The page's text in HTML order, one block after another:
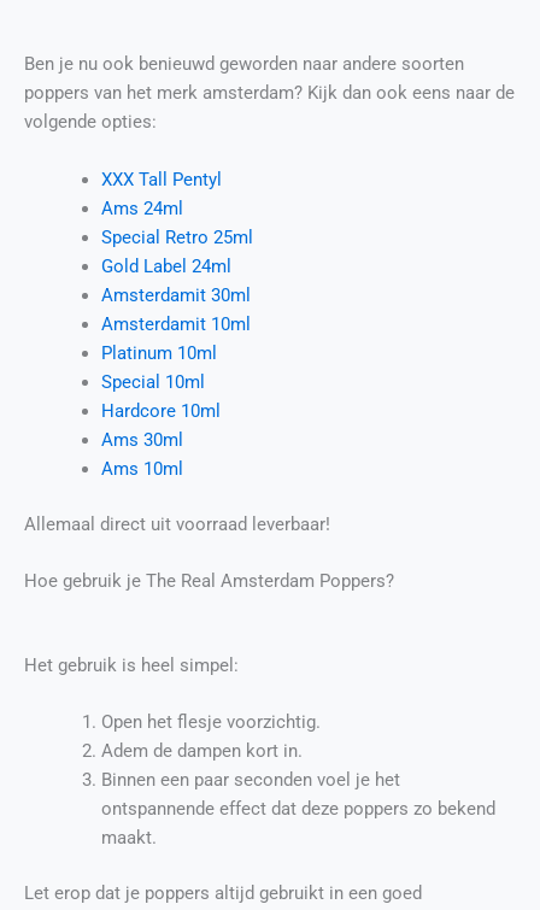
Ben je nu ook benieuwd geworden naar andere soorten
poppers van het merk amsterdam? Kijk dan ook eens naar de
volgende opties:
XXX Tall Pentyl
Ams 24ml
Special Retro 25ml
Gold Label 24ml
Amsterdamit 30ml
Amsterdamit 10ml
Platinum 10ml
Special 10ml
Hardcore 10ml
Ams 30ml
Ams 10ml
Allemaal direct uit voorraad leverbaar!
Hoe gebruik je The Real Amsterdam Poppers?
Het gebruik is heel simpel:
Open het flesje voorzichtig.
Adem de dampen kort in.
Binnen een paar seconden voel je het
ontspannende effect dat deze poppers zo bekend
maakt.
Let erop dat je poppers altijd gebruikt in een goed